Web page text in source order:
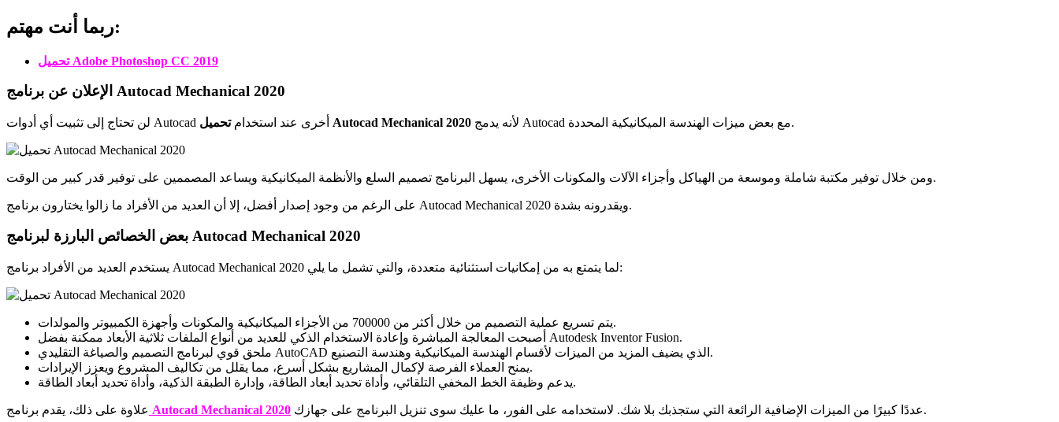
ربما أنت مهتم:
تحميل Adobe Photoshop CC 2019
الإعلان عن برنامج Autocad Mechanical 2020
لن تحتاج إلى تثبيت أي أدوات Autocad أخرى عند استخدام تحميل Autocad Mechanical 2020 لأنه يدمج Autocad مع بعض ميزات الهندسة الميكانيكية المحددة.
ومن خلال توفير مكتبة شاملة وموسعة من الهياكل وأجزاء الآلات والمكونات الأخرى، يسهل البرنامج تصميم السلع والأنظمة الميكانيكية ويساعد المصممين على توفير قدر كبير من الوقت.
على الرغم من وجود إصدار أفضل، إلا أن العديد من الأفراد ما زالوا يختارون برنامج Autocad Mechanical 2020 ويقدرونه بشدة.
بعض الخصائص البارزة لبرنامج Autocad Mechanical 2020
يستخدم العديد من الأفراد برنامج Autocad Mechanical 2020 لما يتمتع به من إمكانيات استثنائية متعددة، والتي تشمل ما يلي:
يتم تسريع عملية التصميم من خلال أكثر من 700000 من الأجزاء الميكانيكية والمكونات وأجهزة الكمبيوتر والمولدات.
أصبحت المعالجة المباشرة وإعادة الاستخدام الذكي للعديد من أنواع الملفات ثلاثية الأبعاد ممكنة بفضل Autodesk Inventor Fusion.
ملحق قوي لبرنامج التصميم والصياغة التقليدي AutoCAD الذي يضيف المزيد من الميزات لأقسام الهندسة الميكانيكية وهندسة التصنيع.
يمنح العملاء الفرصة لإكمال المشاريع بشكل أسرع، مما يقلل من تكاليف المشروع ويعزز الإيرادات.
يدعم وظيفة الخط المخفي التلقائي، وأداة تحديد أبعاد الطاقة، وإدارة الطبقة الذكية، وأداة تحديد أبعاد الطاقة.
علاوة على ذلك، يقدم برنامج Autocad Mechanical 2020 عددًا كبيرًا من الميزات الإضافية الرائعة التي ستجذبك بلا شك. لاستخدامه على الفور، ما عليك سوى تنزيل البرنامج على جهازك.